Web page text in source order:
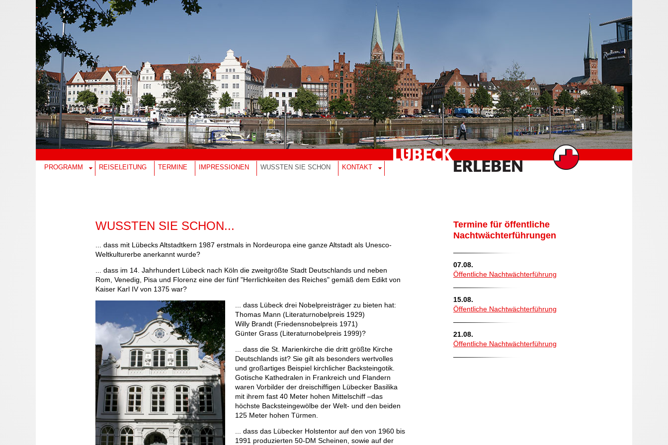
PROGRAMM REISELEITUNG TERMINE IMPRESSIONEN WUSSTEN SIE SCHON KONTAKT
WUSSTEN SIE SCHON...
... dass mit Lübecks Altstadtkern 1987 erstmals in Nordeuropa eine ganze Altstadt als Unesco-
Weltkulturerbe anerkannt wurde?
... dass im 14. Jahrhundert Lübeck nach Köln die zweitgrößte Stadt Deutschlands und neben
Rom, Venedig, Pisa und Florenz eine der fünf "Herrlichkeiten des Reiches" gemäß dem Edikt von
Kaiser Karl IV von 1375 war?
... dass Lübeck drei Nobelpreisträger zu bieten hat:
Thomas Mann (Literaturnobelpreis 1929)
Willy Brandt (Friedensnobelpreis 1971)
Günter Grass (Literaturnobelpreis 1999)?
... dass die St. Marienkirche die dritt größte Kirche
Deutschlands ist? Sie gilt als besonders wertvolles
und großartiges Beispiel kirchlicher Backsteingotik.
Gotische Kathedralen in Frankreich und Flandern
waren Vorbilder der dreischiffigen Lübecker Basilika
mit ihrem fast 40 Meter hohen Mittelschiff –das
höchste Backsteingewölbe der Welt- und den beiden
125 Meter hohen Türmen.
... dass das Lübecker Holstentor auf den von 1960 bis
1991 produzierten 50-DM Scheinen, sowie auf der
Termine für öffentliche
Nachtwächterführungen
07.08.
Öffentliche Nachtwächterführung
15.08.
Öffentliche Nachtwächterführung
21.08.
Öffentliche Nachtwächterführung